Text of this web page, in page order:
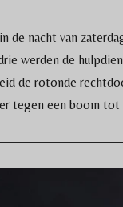
de nacht van
werden de
de rotonde
tegen een boom tot